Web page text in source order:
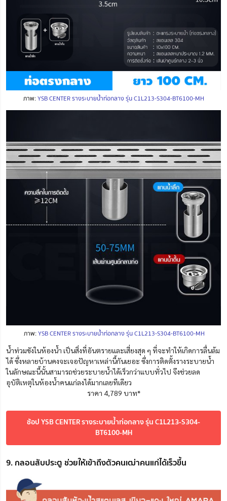
ภาพ:YSB CENTER รางระบายน้ำท่อกลาง รุ่น C1L213-S304-BT6100-MH
ภาพ:YSB CENTER รางระบายน้ำท่อกลาง รุ่น C1L213-S304-BT6100-MH
น้ำท่วมขังในห้องน้ำ เป็นสิ่งที่อันตรายและเสี่ยงสุด ๆ ที่จะทำให้เกิดการลื่นล้ม
ได้ ซึ่งหลายบ้านคงจะเจอปัญหาเหล่านี้กันเยอะ ซึ่งการติดตั้งรางระบายน้ำ
ในลักษณะนี้นั้นสามารถช่วยระบายน้ำได้เร็วกว่าแบบทั่วไป จึงช่วยลด
อุบัติเหตุในห้องน้ำคนแก่ลงได้มากเลยทีเดียว
ราคา 4,789 บาท*
ช้อป YSB CENTER รางระบายน้ำท่อกลาง รุ่น C1L213-S304-
BT6100-MH
9. กลอนสับประตู ช่วยให้เข้าถึงตัวคนเฒ่าคนแก่ได้เร็วขึ้น